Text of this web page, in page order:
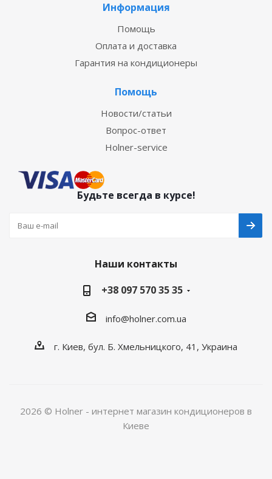
Информация
Помощь
Оплата и доставка
Гарантия на кондиционеры
Помощь
Новости/статьи
Вопрос-ответ
Holner-service
Будьте всегда в курсе!
Наши контакты
+38 097 570 35 35
info@holner.com.ua
г. Киев, бул. Б. Хмельницкого, 41, Украина
2026 © Holner - интернет магазин кондиционеров в
Киеве